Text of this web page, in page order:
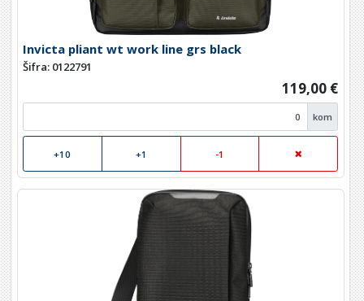
Invicta pliant wt work line grs black
Šifra: 0122791
119,00 €
kom
+10 +1 -1